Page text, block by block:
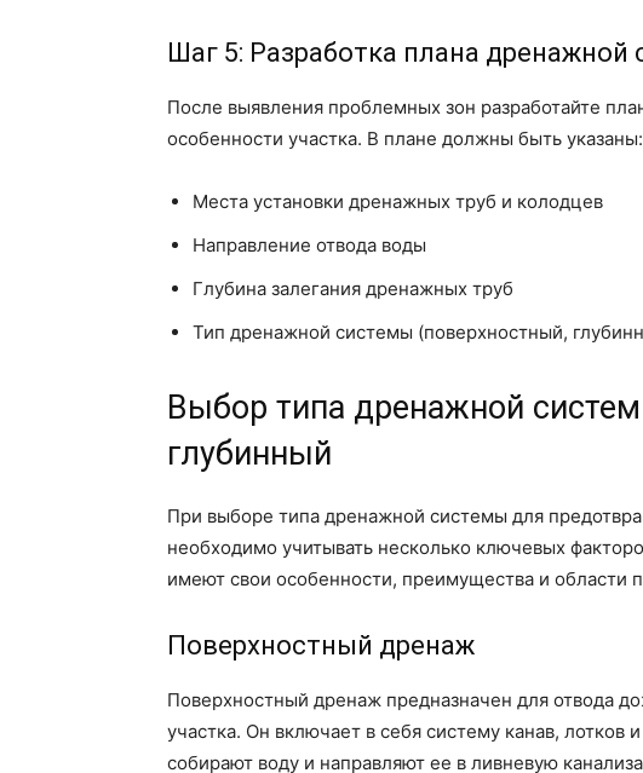
Шаг 5: Разработка плана дренажной
После выявления проблемных зон разработайте
особенности участка. В плане должны быть указаны:
Места установки дренажных труб и колодцев
Направление отвода воды
Глубина залегания дренажных труб
Тип дренажной системы (поверхностный,
Выбор типа дренажной
глубинный
При выборе типа дренажной системы для
необходимо учитывать несколько ключевых
имеют свои особенности, преимущества и области
Поверхностный дренаж
Поверхностный дренаж предназначен для отвода
участка. Он включает в себя систему канав, лотков
собирают воду и направляют ее в ливневую